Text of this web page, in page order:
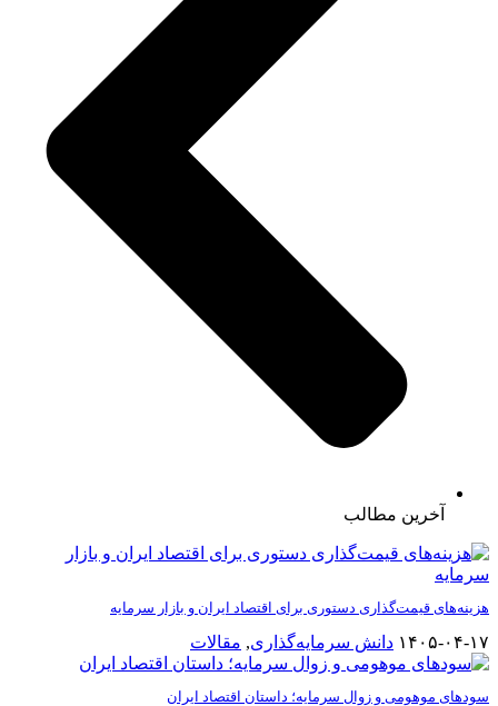
آخرین مطالب
هزینه‌های قیمت‌گذاری دستوری برای اقتصاد ایران و بازار سرمایه
۱۴۰۵-۰۴-۱۷ دانش سرمایه‌گذاری, مقالات
سودهای موهومی و زوال سرمایه؛ داستان اقتصاد ایران